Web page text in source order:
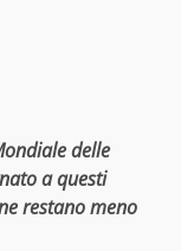
delle
a questi
restano meno